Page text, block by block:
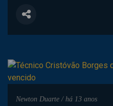
Newton Duarte / há 13 anos